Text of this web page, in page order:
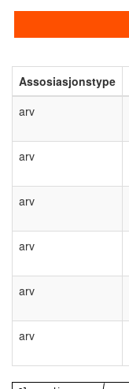
Assosiasjonstype
arv
arv
arv
arv
arv
arv